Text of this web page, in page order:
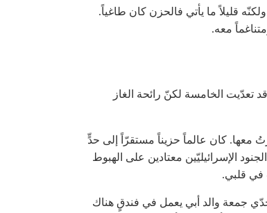
قليلاً ما يأتي فالحزن كان طاغياً.
معه.
الأولى في ١٩٨٧ لم أكن قد تعدّيت الخامسة لكنّ رائحة الغاز
كان عالماً حزيناً مستقرّاً إلى حدٍّ
الإسرائيليّين معتادين على الهبوط
في قلبي.
جمعة والد أبي يعمل في فندقٍ هناك